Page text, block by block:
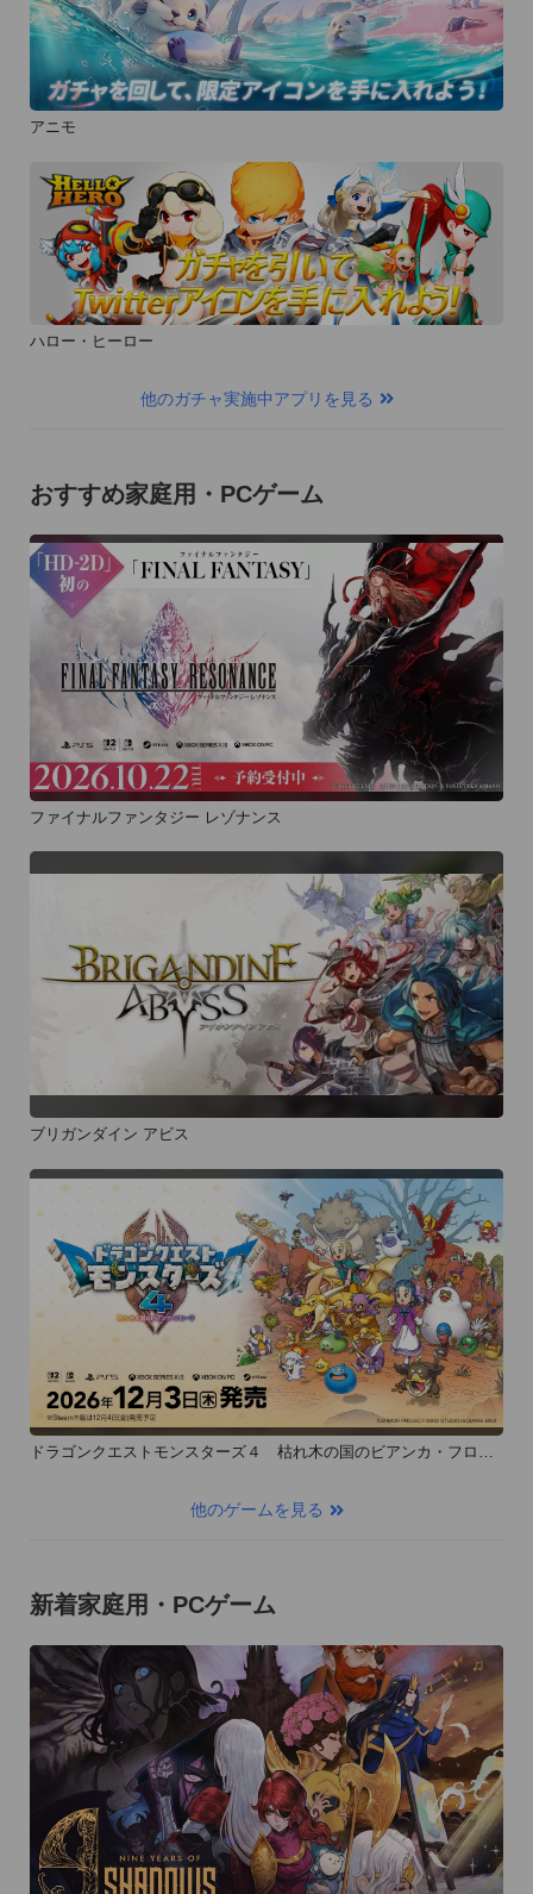
アニモ
ハロー・ヒーロー
他のガチャ実施中アプリを見る
おすすめ家庭用・PCゲーム
ファイナルファンタジー レゾナンス
ブリガンダイン アビス
ドラゴンクエストモンスターズ４ 枯れ木の国のビアンカ・フロー
他のゲームを見る
新着家庭用・PCゲーム